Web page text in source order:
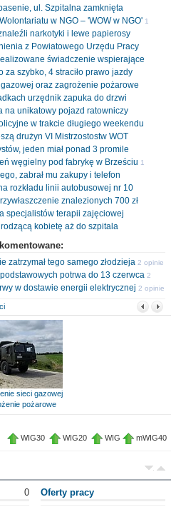
ul. Szpitalna zamknięta
w NGO – 'WOW w NGO' 1
narkotyki i lewe papierosy
z Powiatowego Urzędu Pracy
świadczenie wspierające
za szybko, 4 straciło prawo jazdy
oraz zagrożenie pożarowe
urzędnik zapuka do drzwi
na unikatowy pojazd ratowniczy
w trakcie długiego weekendu
drużyn VI Mistrzostostw WOT
jeden miał ponad 3 promile
węgielny pod fabrykę w Brześciu 1
zabrał mu zakupy i telefon
rozkładu linii autobusowej nr 10
znalezionych 700 zł
specjalistów terapii zajęciowej
kobietę aż do szpitala
zatrzymał tego samego złodzieja 2 opinie
potrwa do 13 czerwca 2
w dostawie energii elektrycznej 2 opinie
sieci gazowej
pożarowe
WIG30 WIG20 WIG mWIG40
0 Oferty pracy